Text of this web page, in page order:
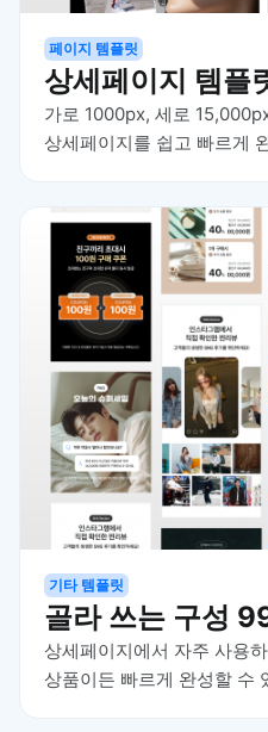
페이지 템플릿
상세페이지 템플
가로 1000px, 세로
상세페이지를 쉽고 빠르게
기타 템플릿
골라 쓰는 구성
상세페이지에서 자주 사용
상품이든 빠르게 완성할 수